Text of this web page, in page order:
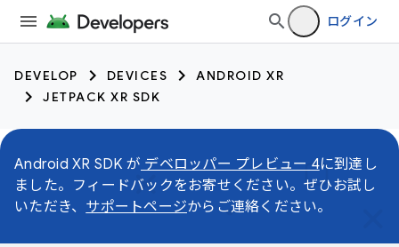
ログイン
DEVELOP DEVICES
ANDROID XR
JETPACK XR SDK
Android XR SDK が デベロッパー プレビュー 4に到達し
ました。フィードバックをお寄せください。ぜひお試し
いただき、 サポートページからご連絡ください。